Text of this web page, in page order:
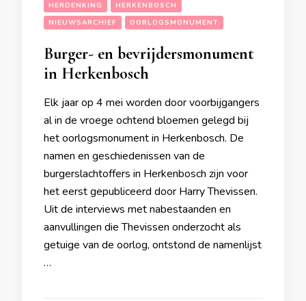
HERDENKING
HERKENBOSCH
NIEUWSARCHIEF
OORLOGSMONUMENT
Burger- en bevrijdersmonument
in Herkenbosch
Elk jaar op 4 mei worden door voorbijgangers
al in de vroege ochtend bloemen gelegd bij
het oorlogsmonument in Herkenbosch. De
namen en geschiedenissen van de
burgerslachtoffers in Herkenbosch zijn voor
het eerst gepubliceerd door Harry Thevissen.
Uit de interviews met nabestaanden en
aanvullingen die Thevissen onderzocht als
getuige van de oorlog, ontstond de namenlijst
…